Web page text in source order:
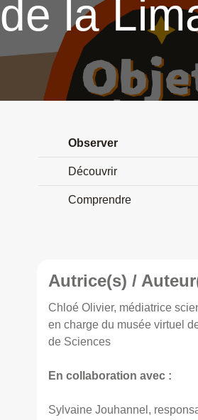
de la
Observer
Découvrir
Comprendre
Autrice(s) /
Chloé Olivier, médiatrice
en charge du musée virtuel
de Sciences
En collaboration avec :
Sylvaine Jouhannel,